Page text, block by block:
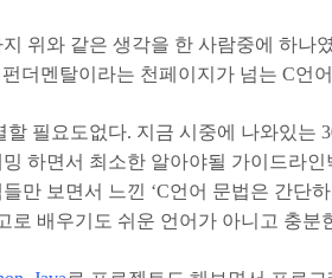
위와 같은 생각을 한 사람중에 하나
더멘탈이라는 천페이지가 넘는 C언
할 필요도없다. 지금 시중에 나와있는
하면서 최소한 알아야될 가이드라
만 보면서 느낀 ‘C언어 문법은 간단
로 배우기도 쉬운 언어가 아니고 충